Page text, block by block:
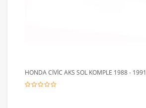
HONDA CİVİC AKS SOL KOMPLE 1988 - 1991